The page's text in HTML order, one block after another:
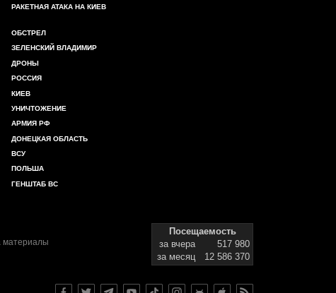
РАКЕТНАЯ АТАКА НА КИЕВ
ОБСТРЕЛ
ЗЕЛЕНСКИЙ ВЛАДИМИР
ДРОНЫ
РОССИЯ
КИЕВ
УНИЧТОЖЕНИЕ
АРМИЯ РФ
ДОНЕЦКАЯ ОБЛАСТЬ
ВСУ
ПОЛЬША
ГЕНШТАБ ВС
материалы
Посещаемость
за вчера
517 980
за месяц
12 586 370